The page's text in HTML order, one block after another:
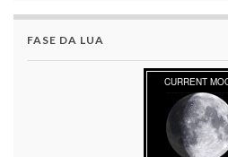
FASE DA LUA